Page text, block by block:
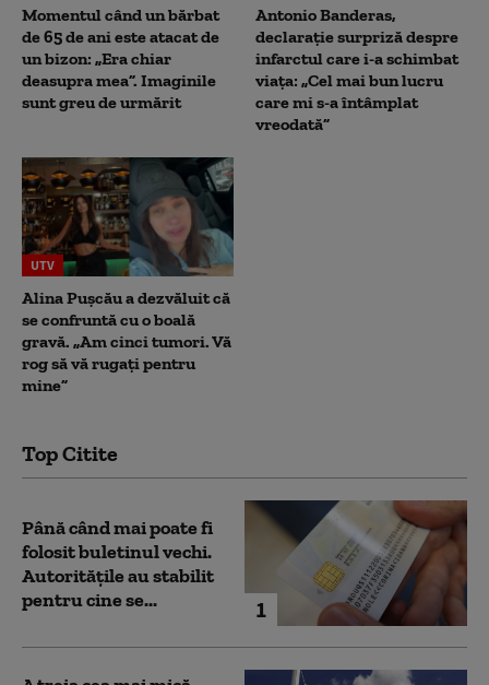
Momentul când un bărbat
de 65 de ani este atacat de
un bizon: „Era chiar
deasupra mea”. Imaginile
sunt greu de urmărit
Antonio Banderas,
declarație surpriză despre
infarctul care i-a schimbat
viața: „Cel mai bun lucru
care mi s-a întâmplat
vreodată”
UTV
Alina Pușcău a dezvăluit că
se confruntă cu o boală
gravă. „Am cinci tumori. Vă
rog să vă rugați pentru
mine”
Top Citite
1
Până când mai poate fi
folosit buletinul vechi.
Autoritățile au stabilit
pentru cine se...